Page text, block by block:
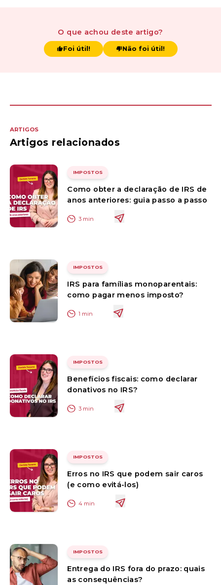
O que achou deste artigo?
Foi útil! Não foi útil!
ARTIGOS
Artigos relacionados
IMPOSTOS
Como obter a declaração de IRS de
anos anteriores: guia passo a passo
3 min
IMPOSTOS
IRS para famílias monoparentais:
como pagar menos imposto?
1 min
IMPOSTOS
Benefícios fiscais: como declarar
donativos no IRS?
3 min
IMPOSTOS
Erros no IRS que podem sair caros
(e como evitá-los)
4 min
IMPOSTOS
Entrega do IRS fora do prazo: quais
as consequências?